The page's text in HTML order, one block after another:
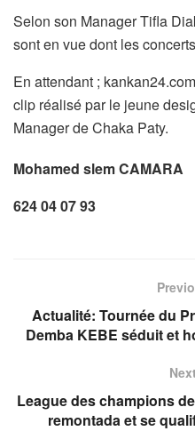
Selon son Manager Tifla
sont en vue dont les
En attendant ;
clip réalisé par le jeune
Manager de Chaka Paty.
Mohamed slem CAMARA
624 04 07 93
Actualité: Tournée du
Demba KEBE séduit et
League des champions
remontada et se